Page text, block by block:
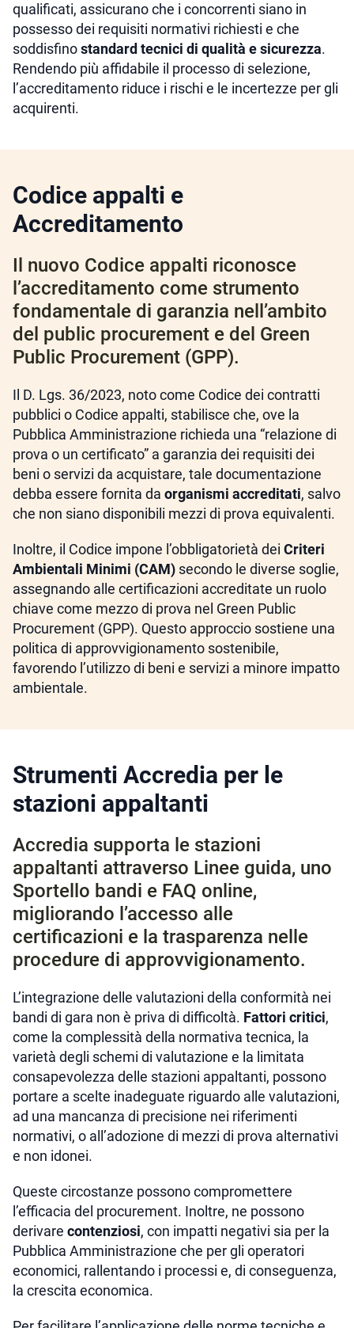
qualificati, assicurano che i concorrenti siano in
possesso dei requisiti normativi richiesti e che
soddisfinostandard tecnici di qualità e sicurezza.
Rendendo più affidabile il processo di selezione,
l’accreditamento riduce i rischi e le incertezze per gli
acquirenti.
Codice appalti e
Accreditamento
Il nuovo Codice appalti riconosce
l’accreditamento come strumento
fondamentale di garanzia nell’ambito
del public procurement e del Green
Public Procurement (GPP).
Il D. Lgs. 36/2023, noto come Codice dei contratti
pubblici o Codice appalti, stabilisce che, ove la
Pubblica Amministrazione richieda una “relazione di
prova o un certificato” a garanzia dei requisiti dei
beni o servizi da acquistare, tale documentazione
debba essere fornita da organismi accreditati, salvo
che non siano disponibili mezzi di prova equivalenti.
Inoltre, il Codice impone l’obbligatorietà dei Criteri
Ambientali Minimi (CAM) secondo le diverse soglie,
assegnando alle certificazioni accreditate un ruolo
chiave come mezzo di prova nel Green Public
Procurement (GPP). Questo approccio sostiene una
politica di approvvigionamento sostenibile,
favorendo l’utilizzo di beni e servizi a minore impatto
ambientale.
Strumenti Accredia per le
stazioni appaltanti
Accredia supporta le stazioni
appaltanti attraverso Linee guida, uno
Sportello bandi e FAQ online,
migliorando l’accesso alle
certificazioni e la trasparenza nelle
procedure di approvvigionamento.
L’integrazione delle valutazioni della conformità nei
bandi di gara non è priva di difficoltà. Fattori critici,
come la complessità della normativa tecnica, la
varietà degli schemi di valutazione e la limitata
consapevolezza delle stazioni appaltanti, possono
portare a scelte inadeguate riguardo alle valutazioni,
ad una mancanza di precisione nei riferimenti
normativi, o all’adozione di mezzi di prova alternativi
e non idonei.
Queste circostanze possono compromettere
l’efficacia del procurement. Inoltre, ne possono
derivare contenziosi, con impatti negativi sia per la
Pubblica Amministrazione che per gli operatori
economici, rallentando i processi e, di conseguenza,
la crescita economica.